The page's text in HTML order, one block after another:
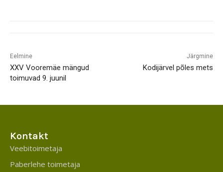
Eelmine
XXV Vooremäe mängud
toimuvad 9. juunil
Järgmine
Kodijärvel põles mets
Kontakt
Veebitoimetaja
Paberlehe toimetaja